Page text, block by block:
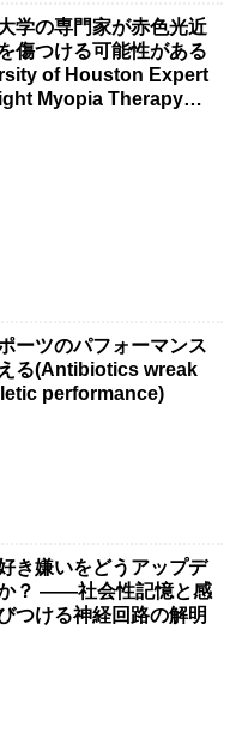
学の専門家が赤色光近
傷つける可能性がある
of Houston Expert
Myopia Therapy
ーツのパフォーマンス
る(Antibiotics wreak
performance)
き嫌いをどうアップデ
？ ――社会性記憶と感
つける神経回路の解明